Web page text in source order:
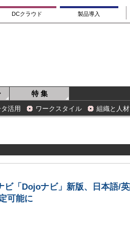
DCクラウド 製品導入
特 集
活用 ワークスタイル 組織と人材
ビ「Dojoナビ」新版、日本語/
可能に